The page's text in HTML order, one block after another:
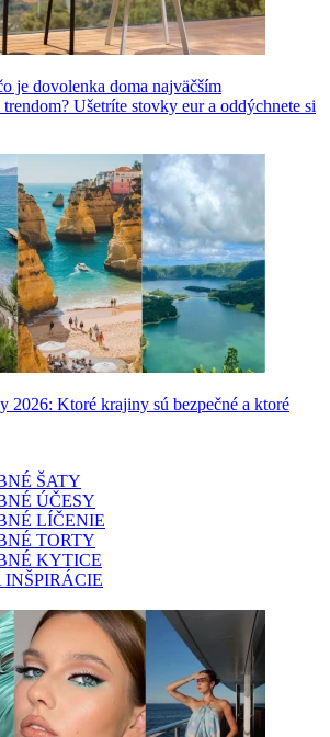
je dovolenka doma najväčším
Ušetríte stovky eur a oddýchnete si
2026: Ktoré krajiny sú bezpečné a ktoré
ŠATY
ÚČESY
LÍČENIE
TORTY
KYTICE